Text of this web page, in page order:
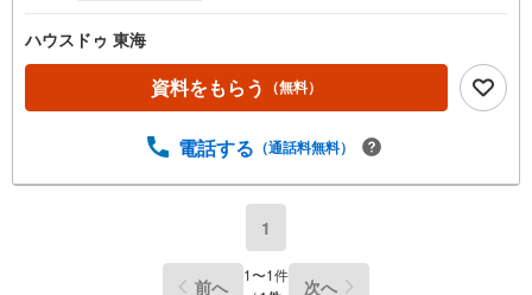
ハウスドゥ 東海
資料をもらう （無料）
電話する （通話料無料）
1
前へ 1〜1件
次へ